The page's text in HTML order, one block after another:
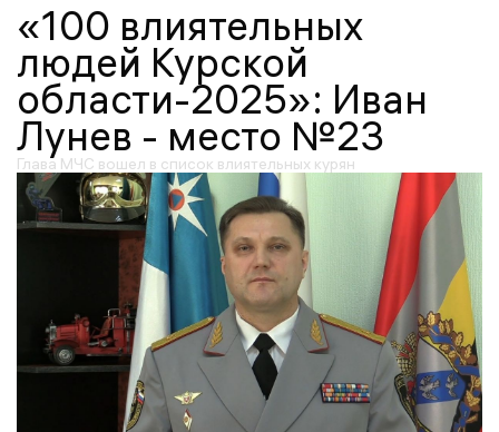
«100 влиятельных
людей Курской
области-2025»: Иван
Лунев - место №23
Глава МЧС вошел в список влиятельных курян